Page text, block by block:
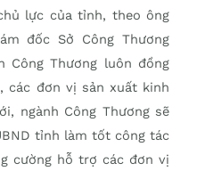
lực của tỉnh, theo ông
đốc Sở Công Thương
Công Thương luôn đồng
các đơn vị sản xuất kinh
ngành Công Thương sẽ
tỉnh làm tốt công tác
cường hỗ trợ các đơn vị